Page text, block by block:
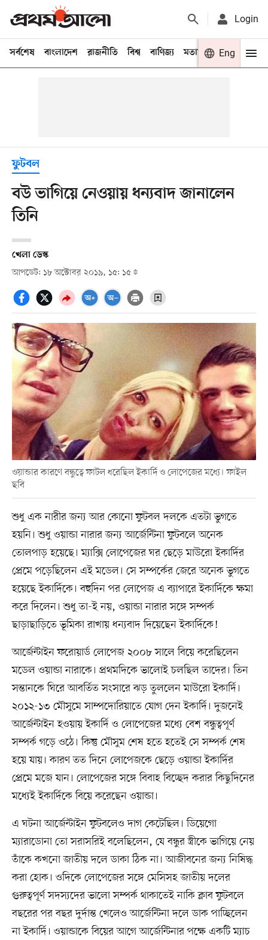
Login
সর্বশেষ বাংলাদেশ রাজনীতি বিশ্ব বাণিজ্য মতামত খেলা
Eng
ফুটবল
বউ ভাগিয়ে নেওয়ায় ধন্যবাদ জানালেন
তিনি
খেলা ডেস্ক
আপডেট: ১৮ অক্টোবর ২০১৯, ১৫: ১৫
ওয়ান্ডার কারণে বন্ধুত্বে ফাটল ধরেছিল ইকার্দি ও লোপেজের মধ্যে। ফাইল
ছবি
শুধু এক নারীর জন্য আর কোনো ফুটবল দলকে এতটা ভুগতে
হয়নি। শুধু ওয়ান্ডা নারার জন্য আর্জেন্টিনা ফুটবলে অনেক
তোলপাড় হয়েছে। ম্যাক্সি লোপেজের ঘর ছেড়ে মাউরো ইকার্দির
প্রেমে পড়েছিলেন এই মডেল। সে সম্পর্কের জেরে অনেক ভুগতে
হয়েছে ইকার্দিকে। বহুদিন পর লোপেজ এ ব্যাপারে ইকার্দিকে ক্ষমা
করে দিলেন। শুধু তা-ই নয়, ওয়ান্ডা নারার সঙ্গে সম্পর্ক
ছাড়াছাড়িতে ভূমিকা রাখায় ধন্যবাদ দিয়েছেন ইকার্দিকে!
আর্জেন্টাইন ফরোয়ার্ড লোপেজ ২০০৮ সালে বিয়ে করেছিলেন
মডেল ওয়ান্ডা নারাকে। প্রথমদিকে ভালোই চলছিল তাদের। তিন
সন্তানকে ঘিরে আবর্তিত সংসারে ঝড় তুললেন মাউরো ইকার্দি।
২০১২-১৩ মৌসুমে সাম্পদোরিয়াতে যোগ দেন ইকার্দি। দুজনেই
আর্জেন্টাইন হওয়ায় ইকার্দি ও লোপেজের মধ্যে বেশ বন্ধুত্বপূর্ণ
সম্পর্ক গড়ে ওঠে। কিন্তু মৌসুম শেষ হতে হতেই সে সম্পর্ক শেষ
হয়ে যায়। কারণ তত দিনে লোপেজকে ছেড়ে ওয়ান্ডা ইকার্দির
প্রেমে মজে যান। লোপেজের সঙ্গে বিবাহ বিচ্ছেদ করার কিছুদিনের
মধ্যেই ইকার্দিকে বিয়ে করেছেন ওয়ান্ডা।
এ ঘটনা আর্জেন্টাইন ফুটবলেও দাগ কেটেছিল। ডিয়েগো
ম্যারাডোনা তো সরাসরিই বলেছিলেন, যে বন্ধুর স্ত্রীকে ভাগিয়ে নেয়
তাঁকে কখনো জাতীয় দলে ডাকা ঠিক না। আজীবনের জন্য নিষিদ্ধ
করা হোক। ওদিকে লোপেজের সঙ্গে মেসিসহ জাতীয় দলের
গুরুত্বপূর্ণ সদস্যদের ভালো সম্পর্ক থাকাতেই নাকি ক্লাব ফুটবলে
বছরের পর বছর দুর্দান্ত খেলেও আর্জেন্টিনা দলে ডাক পাচ্ছিলেন
না ইকার্দি। ওয়ান্ডাকে বিয়ের আগে আর্জেন্টিনার পক্ষে একটি ম্যাচ